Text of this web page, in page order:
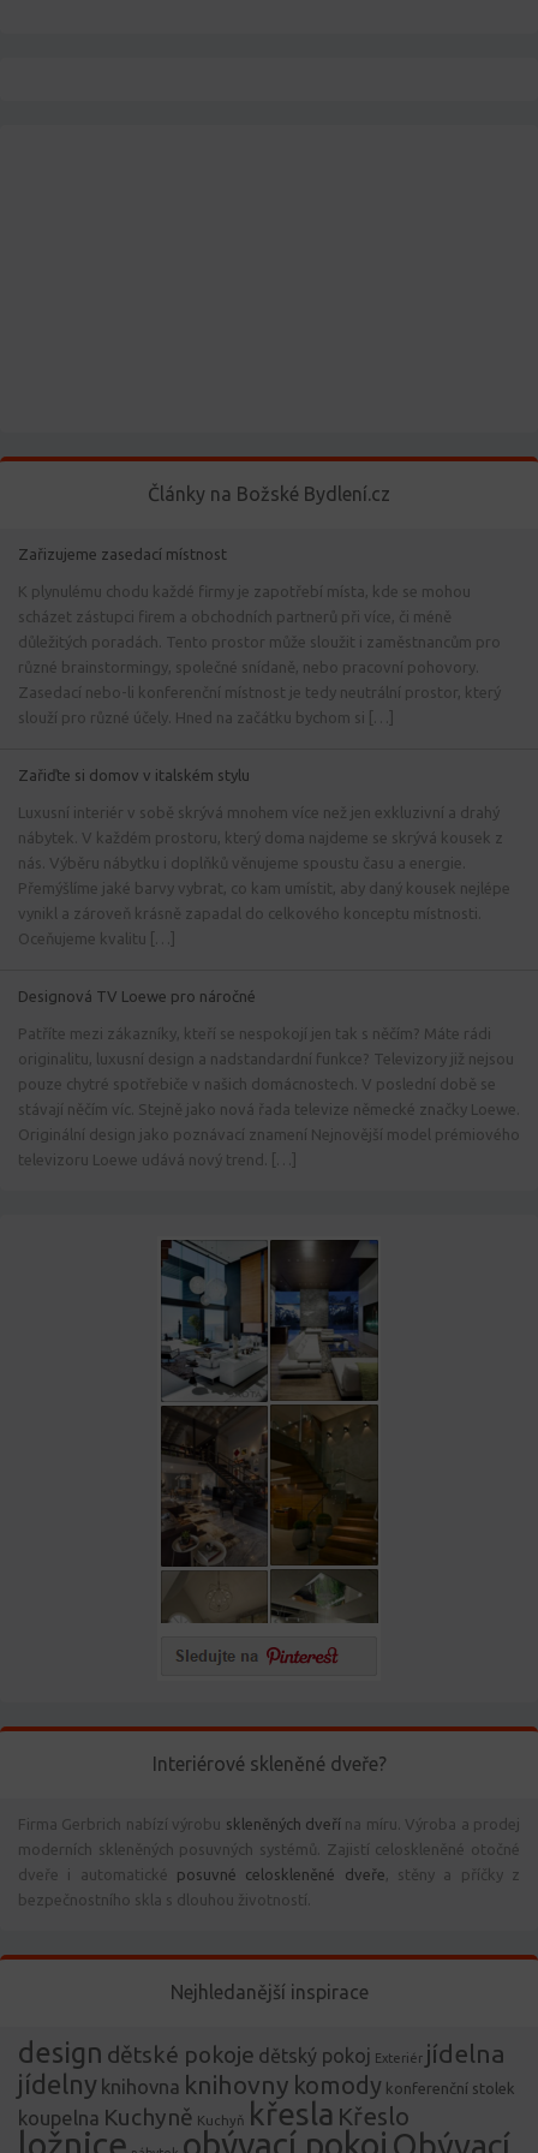
Články na Božské Bydlení.cz
Zařizujeme zasedací místnost
K plynulému chodu každé firmy je zapotřebí místa, kde se mohou
scházet zástupci firem a obchodních partnerů při více, či méně
důležitých poradách. Tento prostor může sloužit i zaměstnancům pro
různé brainstormingy, společné snídaně, nebo pracovní pohovory.
Zasedací nebo-li konferenční místnost je tedy neutrální prostor, který
slouží pro různé účely. Hned na začátku bychom si […]
Zařiďte si domov v italském stylu
Luxusní interiér v sobě skrývá mnohem více než jen exkluzivní a drahý
nábytek. V každém prostoru, který doma najdeme se skrývá kousek z
nás. Výběru nábytku i doplňků věnujeme spoustu času a energie.
Přemýšlíme jaké barvy vybrat, co kam umístit, aby daný kousek nejlépe
vynikl a zároveň krásně zapadal do celkového konceptu místnosti.
Oceňujeme kvalitu […]
Designová TV Loewe pro náročné
Patříte mezi zákazníky, kteří se nespokojí jen tak s něčím? Máte rádi
originalitu, luxusní design a nadstandardní funkce? Televizory již nejsou
pouze chytré spotřebiče v našich domácnostech. V poslední době se
stávají něčím víc. Stejně jako nová řada televize německé značky Loewe.
Originální design jako poznávací znamení Nejnovější model prémiového
televizoru Loewe udává nový trend. […]
Interiérové skleněné dveře?
Firma Gerbrich nabízí výrobu skleněných dveří na míru. Výroba a prodej
moderních skleněných posuvných systémů. Zajistí celoskleněné otočné
dveře i automatické posuvné celoskleněné dveře , stěny a příčky z
bezpečnostního skla s dlouhou životností.
Nejhledanější inspirace
design dětské pokoje dětský pokoj Exteriér jídelna
jídelny knihovna knihovny komody konferenční stolek
koupelna Kuchyně Kuchyň křesla Křeslo
ložnice obývací pokoj Obývací